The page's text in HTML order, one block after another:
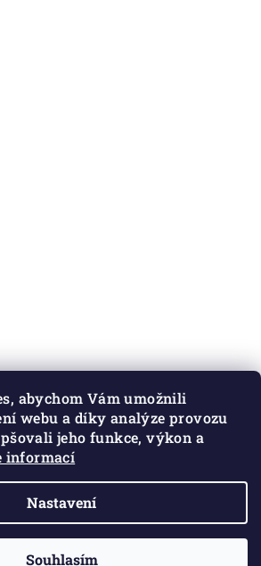
abychom Vám umožnili
webu a díky analýze provozu
jeho funkce, výkon a
informací
Nastavení
Souhlasím
Čaj s duší Kavkazu
. Všechna práva vyhrazena.